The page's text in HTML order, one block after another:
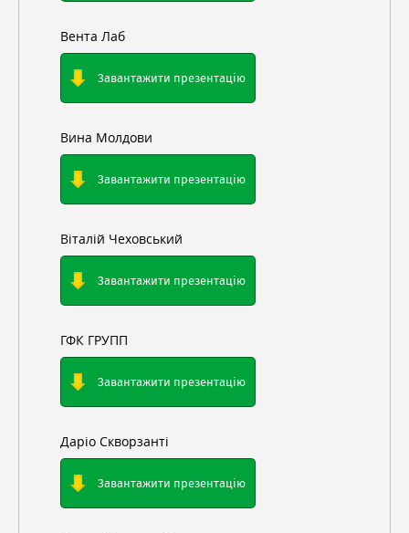
Вента Лаб
Завантажити презентацію
Вина Молдови
Завантажити презентацію
Віталій Чеховський
Завантажити презентацію
ГФК ГРУПП
Завантажити презентацію
Даріо Скворзанті
Завантажити презентацію